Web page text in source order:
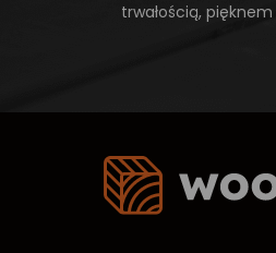
trwałością,